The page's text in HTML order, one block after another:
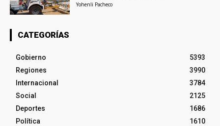
Yohenli Pacheco
CATEGORÍAS
Gobierno
5393
Regiones
3990
Internacional
3784
Social
2125
Deportes
1686
Política
1610